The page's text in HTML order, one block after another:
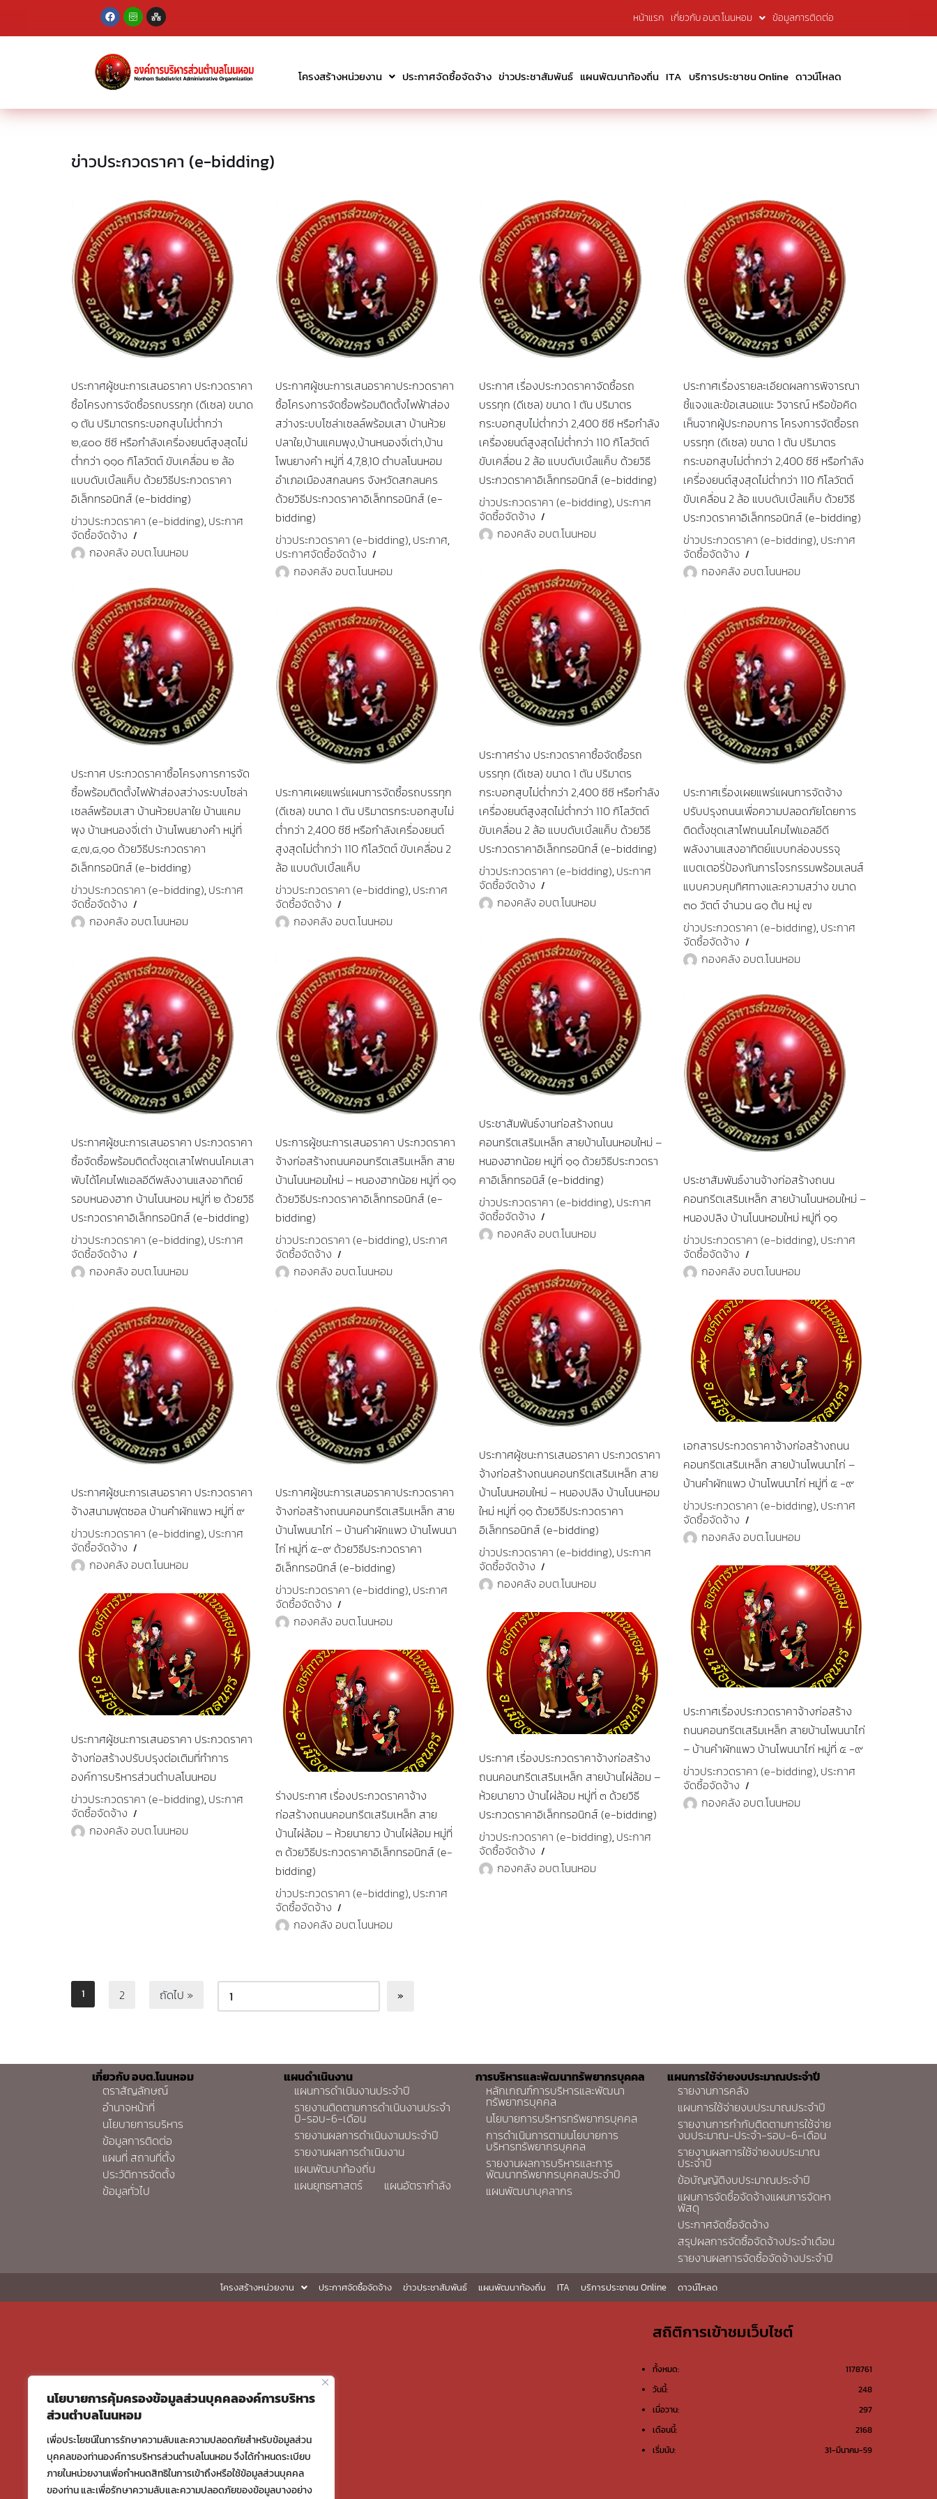
นโยบายการคุ้มครองข้อมูลส่วนบุคคลองค์การบริหาร
ส่วนตำบลโนนหอม
เพื่อประโยชน์ในการรักษาความลับและความปลอดภัยสำหรับข้อมูลส่วน
บุคคลของท่านองค์การบริหารส่วนตำบลโนนหอม จึงได้กำหนดระเบียบ
ภายในหน่วยงานเพื่อกำหนดสิทธิในการเข้าถึงหรือใช้ข้อมูลส่วนบุคคล
ของท่าน และเพื่อรักษาความลับและความปลอดภัยของข้อมูลบางอย่าง
Skip
หน้าแรก เกี่ยวกับ อบต.โนนหอม ข้อมูลการติดต่อ
โครงสร้างหน่วยงาน ประกาศจัดซื้อจัดจ้าง ข่าวประชาสัมพันธ์ แผนพัฒนาท้องถิ่น ITA บริการประชาชน Online ดาวน์โหลด
ข่าวประกวดราคา (e-bidding)
ประกาศผู้ชนะการเสนอราคา ประกวดราคา
ซื้อโครงการจัดซื้อรถบรรทุก (ดีเซล) ขนาด
๑ ตัน ปริมาตรกระบอกสูบไม่ต่ำกว่า
๒,๔๐๐ ซีซี หรือกำลังเครื่องยนต์สูงสุดไม่
ต่ำกว่า ๑๑๐ กิโลวัตต์ ขับเคลื่อน ๒ ล้อ
แบบดับเบิ้ลแค็บ ด้วยวิธีประกวดราคา
อิเล็กทรอนิกส์ (e-bidding)
ข่าวประกวดราคา (e-bidding), ประกาศ
จัดซื้อจัดจ้าง
กองคลัง อบต.โนนหอม
ประกาศผู้ชนะการเสนอราคาประกวดราคา
ซื้อโครงการจัดซื้อพร้อมติดตั้งไฟฟ้าส่อง
สว่างระบบโซล่าเซลล์พร้อมเสา บ้านห้วย
ปลาใย,บ้านแคมพุง,บ้านหนองจี่เต่า,บ้าน
โพนยางคำ หมู่ที่ 4,7,8,10 ตำบลโนนหอม
อำเภอเมืองสกลนคร จังหวัดสกลนคร
ด้วยวิธีประกวดราคาอิเล็กทรอนิกส์ (e-
bidding)
ข่าวประกวดราคา (e-bidding), ประกาศ,
ประกาศจัดซื้อจัดจ้าง
กองคลัง อบต.โนนหอม
ประกาศ เรื่องประกวดราคาจัดซื้อรถ
บรรทุก (ดีเซล) ขนาด 1 ตัน ปริมาตร
กระบอกสูบไม่ต่ำกว่า 2,400 ซีซี หรือกำลัง
เครื่องยนต์สูงสุดไม่ต่ำกว่า 110 กิโลวัตต์
ขับเคลื่อน 2 ล้อ แบบดับเบิ้ลแค็บ ด้วยวิธี
ประกวดราคาอิเล็กทรอนิกส์ (e-bidding)
ข่าวประกวดราคา (e-bidding), ประกาศ
จัดซื้อจัดจ้าง
กองคลัง อบต.โนนหอม
ประกาศเรื่องรายละเอียดผลการพิจารณา
ชี้แจงและข้อเสนอแนะ วิจารณ์ หรือข้อคิด
เห็นจากผู้ประกอบการ โครงการจัดซื้อรถ
บรรทุก (ดีเซล) ขนาด 1 ตัน ปริมาตร
กระบอกสูบไม่ต่ำกว่า 2,400 ซีซี หรือกำลัง
เครื่องยนต์สูงสุดไม่ต่ำกว่า 110 กิโลวัตต์
ขับเคลื่อน 2 ล้อ แบบดับเบิ้ลแค็บ ด้วยวิธี
ประกวดราคาอิเล็กทรอนิกส์ (e-bidding)
ข่าวประกวดราคา (e-bidding), ประกาศ
จัดซื้อจัดจ้าง
กองคลัง อบต.โนนหอม
ประกาศร่าง ประกวดราคาซื้อจัดซื้อรถ
บรรทุก (ดีเซล) ขนาด 1 ตัน ปริมาตร
กระบอกสูบไม่ต่ำกว่า 2,400 ซีซี หรือกำลัง
เครื่องยนต์สูงสุดไม่ต่ำกว่า 110 กิโลวัตต์
ขับเคลื่อน 2 ล้อ แบบดับเบิ้ลแค็บ ด้วยวิธี
ประกวดราคาอิเล็กทรอนิกส์ (e-bidding)
ข่าวประกวดราคา (e-bidding), ประกาศ
จัดซื้อจัดจ้าง
กองคลัง อบต.โนนหอม
ประกาศ ประกวดราคาซื้อโครงการการจัด
ซื้อพร้อมติดตั้งไฟฟ้าส่องสว่างระบบโซล่า
เซลล์พร้อมเสา บ้านห้วยปลาใย บ้านแคม
พุง บ้านหนองจี่เต่า บ้านโพนยางคำ หมู่ที่
๔,๗,๘,๑๐ ด้วยวิธีประกวดราคา
อิเล็กทรอนิกส์ (e-bidding)
ข่าวประกวดราคา (e-bidding), ประกาศ
จัดซื้อจัดจ้าง
กองคลัง อบต.โนนหอม
ประกาศเผยแพร่แผนการจัดซื้อรถบรรทุก
(ดีเซล) ขนาด 1 ตัน ปริมาตรกระบอกสูบไม่
ต่ำกว่า 2,400 ซีซี หรือกำลังเครื่องยนต์
สูงสุดไม่ต่ำกว่า 110 กิโลวัตต์ ขับเคลื่อน 2
ล้อ แบบดับเบิ้ลแค็บ
ข่าวประกวดราคา (e-bidding), ประกาศ
จัดซื้อจัดจ้าง
กองคลัง อบต.โนนหอม
ประกาศเรื่องเผยแพร่แผนการจัดจ้าง
ปรับปรุงถนนเพื่อความปลอดภัยโดยการ
ติดตั้งชุดเสาไฟถนนโคมไฟแอลอีดี
พลังงานแสงอาทิตย์แบบกล่องบรรจุ
แบตเตอรี่ป้องกันการโจรกรรมพร้อมเลนส์
แบบควบคุมทิศทางและความสว่าง ขนาด
๓๐ วัตต์ จำนวน ๘๑ ต้น หมู่ ๗
ข่าวประกวดราคา (e-bidding), ประกาศ
จัดซื้อจัดจ้าง
กองคลัง อบต.โนนหอม
ประชาสัมพันธ์งานก่อสร้างถนน
คอนกรีตเสริมเหล็ก สายบ้านโนนหอมใหม่ –
หนองฮากน้อย หมู่ที่ ๑๑ ด้วยวิธีประกวดรา
คาอิเล็กทรอนิส์ (e-bidding)
ข่าวประกวดราคา (e-bidding), ประกาศ
จัดซื้อจัดจ้าง
กองคลัง อบต.โนนหอม
ประกาศผู้ชนะการเสนอราคา ประกวดราคา
ซื้อจัดซื้อพร้อมติดตั้งชุดเสาไฟถนนโคมเสา
พับได้โคมไฟแอลอีดีพลังงานแสงอาทิตย์
รอบหนองฮาก บ้านโนนหอม หมู่ที่ ๒ ด้วยวิธี
ประกวดราคาอิเล็กทรอนิกส์ (e-bidding)
ข่าวประกวดราคา (e-bidding), ประกาศ
จัดซื้อจัดจ้าง
กองคลัง อบต.โนนหอม
ประการผู้ชนะการเสนอราคา ประกวดราคา
จ้างก่อสร้างถนนคอนกรีตเสริมเหล็ก สาย
บ้านโนนหอมใหม่ – หนองฮากน้อย หมู่ที่ ๑๑
ด้วยวิธีประกวดราคาอิเล็กทรอนิกส์ (e-
bidding)
ข่าวประกวดราคา (e-bidding), ประกาศ
จัดซื้อจัดจ้าง
กองคลัง อบต.โนนหอม
ประชาสัมพันธ์งานจ้างก่อสร้างถนน
คอนกรีตเสริมเหล็ก สายบ้านโนนหอมใหม่ –
หนองปลิง บ้านโนนหอมใหม่ หมู่ที่ ๑๑
ข่าวประกวดราคา (e-bidding), ประกาศ
จัดซื้อจัดจ้าง
กองคลัง อบต.โนนหอม
ประกาศผู้ชนะการเสนอราคา ประกวดราคา
จ้างก่อสร้างถนนคอนกรีตเสริมเหล็ก สาย
บ้านโนนหอมใหม่ – หนองปลิง บ้านโนนหอม
ใหม่ หมู่ที่ ๑๑ ด้วยวิธีประกวดราคา
อิเล็กทรอนิกส์ (e-bidding)
ข่าวประกวดราคา (e-bidding), ประกาศ
จัดซื้อจัดจ้าง
กองคลัง อบต.โนนหอม
ประกาศผู้ชนะการเสนอราคา ประกวดราคา
จ้างสนามฟุตซอล บ้านคำผักแพว หมู่ที่ ๙
ข่าวประกวดราคา (e-bidding), ประกาศ
จัดซื้อจัดจ้าง
กองคลัง อบต.โนนหอม
ประกาศผู้ชนะการเสนอราคาประกวดราคา
จ้างก่อสร้างถนนคอนกรีตเสริมเหล็ก สาย
บ้านโพนนาไก่ – บ้านคำผักแพว บ้านโพนนา
ไก่ หมู่ที่ ๕-๙ ด้วยวิธีประกวดราคา
อิเล็กทรอนิกส์ (e-bidding)
ข่าวประกวดราคา (e-bidding), ประกาศ
จัดซื้อจัดจ้าง
กองคลัง อบต.โนนหอม
เอกสารประกวดราคาจ้างก่อสร้างถนน
คอนกรีตเสริมเหล็ก สายบ้านโพนนาไก่ –
บ้านคำผักแพว บ้านโพนนาไก่ หมู่ที่ ๕ -๙
ข่าวประกวดราคา (e-bidding), ประกาศ
จัดซื้อจัดจ้าง
กองคลัง อบต.โนนหอม
ประกาศเรื่องประกวดราคาจ้างก่อสร้าง
ถนนคอนกรีตเสริมเหล็ก สายบ้านโพนนาไก่
– บ้านคำผักแพว บ้านโพนนาไก่ หมู่ที่ ๕ -๙
ข่าวประกวดราคา (e-bidding), ประกาศ
จัดซื้อจัดจ้าง
กองคลัง อบต.โนนหอม
ประกาศผู้ชนะการเสนอราคา ประกวดราคา
จ้างก่อสร้างปรับปรุงต่อเติมที่ทำการ
องค์การบริหารส่วนตำบลโนนหอม
ข่าวประกวดราคา (e-bidding), ประกาศ
จัดซื้อจัดจ้าง
กองคลัง อบต.โนนหอม
ประกาศ เรื่องประกวดราคาจ้างก่อสร้าง
ถนนคอนกรีตเสริมเหล็ก สายบ้านไผ่ล้อม –
ห้วยนายาว บ้านไผ่ล้อม หมู่ที่ ๓ ด้วยวิธี
ประกวดราคาอิเล็กทรอนิกส์ (e-bidding)
ข่าวประกวดราคา (e-bidding), ประกาศ
จัดซื้อจัดจ้าง
กองคลัง อบต.โนนหอม
ร่างประกาศ เรื่องประกวดราคาจ้าง
ก่อสร้างถนนคอนกรีตเสริมเหล็ก สาย
บ้านไผ่ล้อม – ห้วยนายาว บ้านไผ่ล้อม หมู่ที่
๓ ด้วยวิธีประกวดราคาอิเล็กทรอนิกส์ (e-
bidding)
ข่าวประกวดราคา (e-bidding), ประกาศ
จัดซื้อจัดจ้าง
กองคลัง อบต.โนนหอม
1 2 ถัดไป »
เกี่ยวกับ อบต.โนนหอม
ตราสัญลักษณ์
อำนาจหน้าที่
นโยบายการบริหาร
ข้อมูลการติดต่อ
แผนที่ สถานที่ตั้ง
ประวัติการจัดตั้ง
ข้อมูลทั่วไป
แผนดำเนินงาน
แผนการดำเนินงานประจำปี
รายงานติดตามการดำเนินงานประจำ
ปี-รอบ-6-เดือน
รายงานผลการดำเนินงานประจำปี
รายงานผลการดำเนินงาน
แผนพัฒนาท้องถิ่น
แผนยุทธศาสตร์
แผนอัตรากำลัง
การบริหารและพัฒนาทรัพยากรบุคคล
หลักเกณฑ์การบริหารและพัฒนา
ทรัพยากรบุคคล
นโยบายการบริหารทรัพยากรบุคคล
การดำเนินการตามนโยบายการ
บริหารทรัพยากรบุคคล
รายงานผลการบริหารและการ
พัฒนาทรัพยากรบุคคลประจำปี
แผนพัฒนาบุคลากร
แผนการใช้จ่ายงบประมาณประจำปี
รายงานการคลัง
แผนการใช้จ่ายงบประมาณประจำปี
รายงานการกำกับติดตามการใช้จ่าย
งบประมาณ-ประจำ-รอบ-6-เดือน
รายงานผลการใช้จ่ายงบประมาณ
ประจำปี
ข้อบัญญัติงบประมาณประจำปี
แผนการจัดซื้อจัดจ้างแผนการจัดหา
พัสดุ
ประกาศจัดซื้อจัดจ้าง
สรุปผลการจัดซื้อจัดจ้างประจำเดือน
รายงานผลการจัดซื้อจัดจ้างประจำปี
โครงสร้างหน่วยงาน ประกาศจัดซื้อจัดจ้าง ข่าวประชาสัมพันธ์ แผนพัฒนาท้องถิ่น ITA บริการประชาชน Online ดาวน์โหลด
สถิติการเข้าชมเว็บไซต์
1178761
ทั้งหมด:
248
วันนี้:
297
เมื่อวาน:
2168
เดือนนี้:
31-มีนาคม-59
เริ่มนับ: